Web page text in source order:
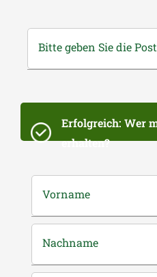
Bitte geben Sie die
Erfolgreich: Wer
erhalten?
Vorname
Nachname